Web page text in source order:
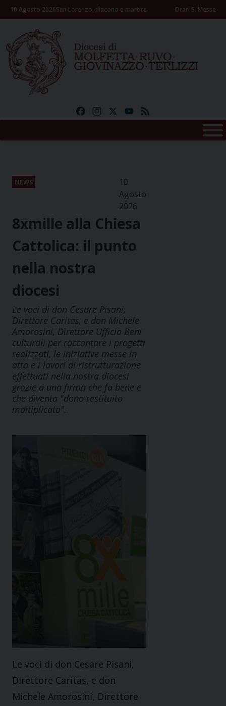
Skip10 Agosto 2026San Lorenzo, diacono e martire Orari S. Messe
FacebookInstagramYouTube
NEWS
10
Agosto
2026
8xmille alla Chiesa
Cattolica: il punto
nella nostra
diocesi
Le voci di don Cesare Pisani,
Direttore Caritas, e don Michele
Amorosini, Direttore Ufficio Beni
culturali per raccontare i progetti
realizzati, le iniziative messe in
atto e i lavori di ristrutturazione
effettuati nella nostra diocesi
grazie a una firma che fa bene e
che diventa "dono restituito
moltiplicato".
Le voci di don Cesare Pisani,
Direttore Caritas, e don
Michele Amorosini, Direttore